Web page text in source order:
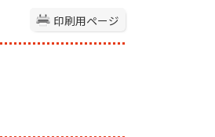
印刷用ページ